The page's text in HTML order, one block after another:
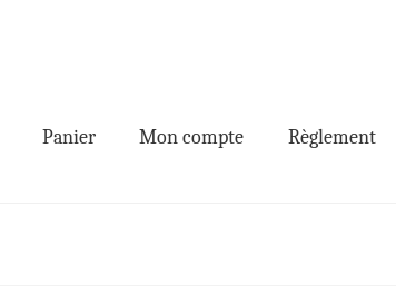
Panier Mon compte Règlement